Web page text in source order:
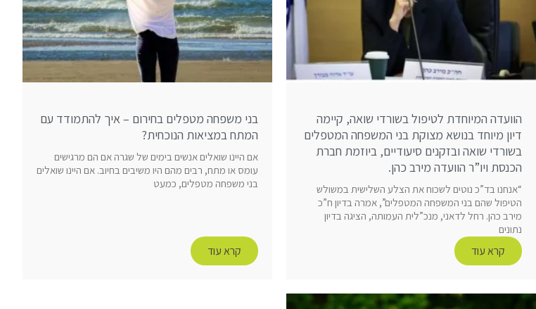
הוועדה המיוחדת לטיפול בשורדי שואה, קיימה
דיון מיוחד בנושא מצוקת בני המשפחה המטפלים
בשורדי שואה ובזקנים סיעודיים, ביוזמת חברת
הכנסת ויו”ר הוועדה מירב כהן.
“אנחנו בד”כ נוטים לשכוח את הצלע השלישית במשולש
הטיפול שהם בני המשפחה המטפלים”, אמרה בדיון ח”כ
מירב כהן. רחל לדאני, מנכ”לית העמותה, הציגה בדיון
נתונים
קרא עוד
בני משפחה מטפלים בחירום – איך להתמודד עם
המתח במציאות הנוכחית?
אם היינו שואלים אנשים בימים של שגרה אם הם מרגישים
עומס או מתח, רבים מהם היו משיבים בחיוב. אם היינו שואלים
בני משפחה מטפלים, כמעט
קרא עוד